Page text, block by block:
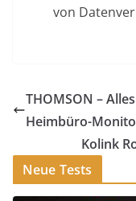
von
THOMSON –
Heimbüro-
Kolink
Neue Tests